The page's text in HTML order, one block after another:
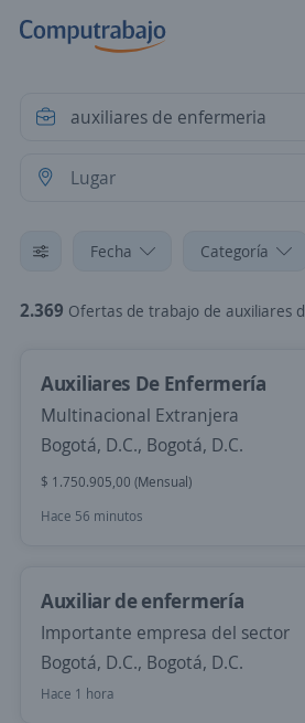
Fecha Categoría
2.369 Ofertas de trabajo de auxiliares de enfermeria
Auxiliares De Enfermería
Multinacional Extranjera
Bogotá, D.C., Bogotá, D.C.
$ 1.750.905,00 (Mensual)
Hace 56 minutos
Auxiliar de enfermería
Importante empresa del sector
Bogotá, D.C., Bogotá, D.C.
Hace 1 hora